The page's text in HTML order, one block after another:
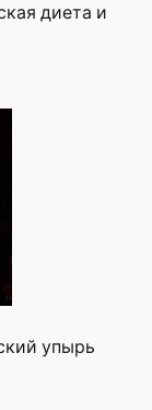
диета и
упырь